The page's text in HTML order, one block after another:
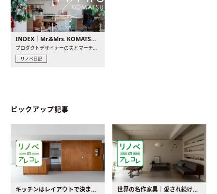
INDEX｜Mr.&Mrs. KOMATSU renovation diary
プロダクトデザイナーの夫とマーチャンダイザーの妻が、夫婦で..
リノベ日記
ピックアップ記事
キッチンはレイアウトで決まる。後悔しないための考え方と選び方 世界の名作家具｜愛され続ける理由と一生モノとの出会い方